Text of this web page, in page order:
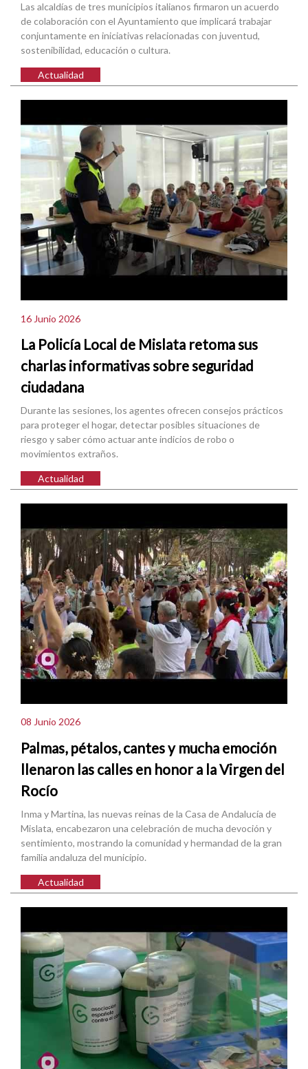
Las alcaldías de tres municipios italianos firmaron un acuerdo
de colaboración con el Ayuntamiento que implicará trabajar
conjuntamente en iniciativas relacionadas con juventud,
sostenibilidad, educación o cultura.
Actualidad
16 Junio 2026
La Policía Local de Mislata retoma sus
charlas informativas sobre seguridad
ciudadana
Durante las sesiones, los agentes ofrecen consejos prácticos
para proteger el hogar, detectar posibles situaciones de
riesgo y saber cómo actuar ante indicios de robo o
movimientos extraños.
Actualidad
08 Junio 2026
Palmas, pétalos, cantes y mucha emoción
llenaron las calles en honor a la Virgen del
Rocío
Inma y Martina, las nuevas reinas de la Casa de Andalucía de
Mislata, encabezaron una celebración de mucha devoción y
sentimiento, mostrando la comunidad y hermandad de la gran
familia andaluza del municipio.
Actualidad